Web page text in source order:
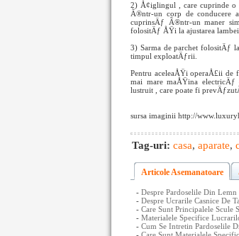
2) Å¢iglingul , care cuprinde o
Ã®ntr-un corp de conducere
cuprinsÄƒ Ã®ntr-un maner
folositÄƒ ÅŸi la ajustarea
3) Sarma de parchet folositÄƒ
timpul exploatÄƒrii.
Pentru aceleaÅŸi operaÅ£ii
mai mare maÅŸina
lustruit , care poate fi
sursa imaginii http://
Tag-uri: casa, aparate,
Articole Asemanatoare
- Despre Pardoselile Din Lemn
- Despre Ucrarile Casnice De
- Care Sunt Principalele Scule
- Materialele Specifice
- Cum Se Intretin Pardoselile